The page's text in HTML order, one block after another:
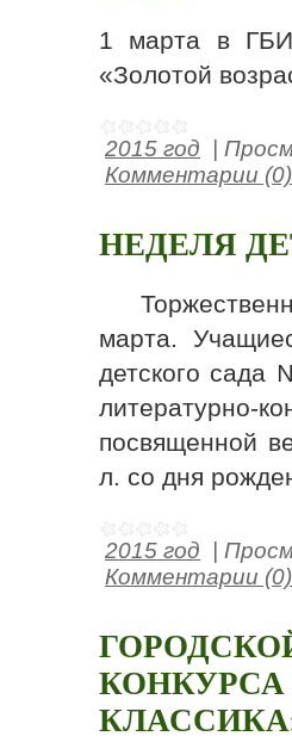
1 марта в
«Золотой
2015 год
Комментарии (0)
НЕДЕЛЯ
марта.
детского
литературно-
посвященной
л. со дня
2015 год
Комментарии (0)